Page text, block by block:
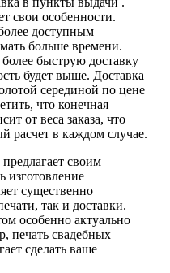
свои особенности.
доступным
больше времени.
быструю доставку
будет выше. Доставка
серединой по цене
что конечная
от веса заказа, что
расчет в каждом случае.
своим
изготовление
существенно
так и доставки.
особенно актуально
печать свадебных
сделать ваше